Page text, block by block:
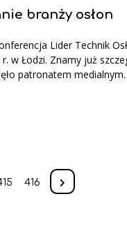
branży osłon
Lider Technik
w Łodzi. Znamy już
patronatem medialnym.
416